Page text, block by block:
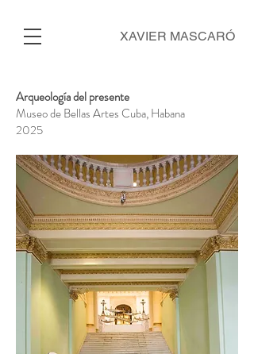
XAVIER MASCARÓ
Arqueología del presente
Museo de Bellas Artes Cuba, Habana
2025